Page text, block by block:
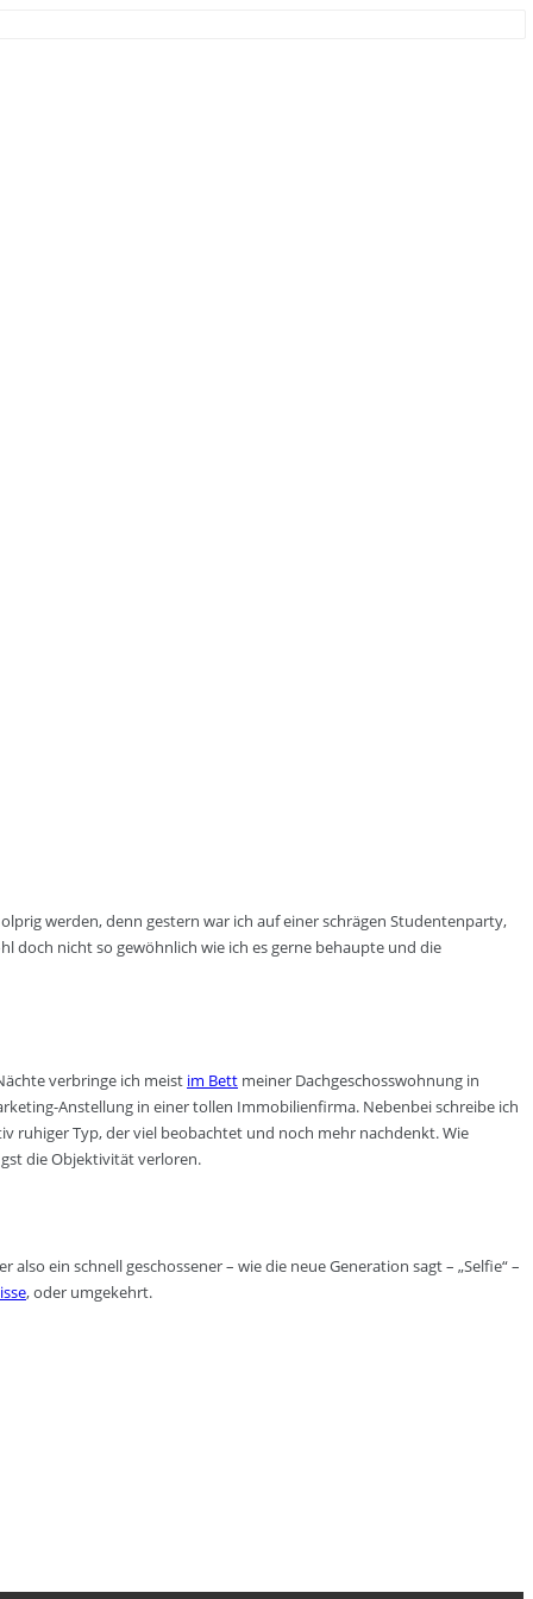
werden, denn gestern war ich auf einer schrägen Studentenparty,
doch nicht so gewöhnlich wie ich es gerne behaupte und die
verbringe ich meist im Bett meiner Dachgeschosswohnung in
Anstellung in einer tollen Immobilienfirma. Nebenbei schreibe ich
ruhiger Typ, der viel beobachtet und noch mehr nachdenkt. Wie
die Objektivität verloren.
ein schnell geschossener – wie die neue Generation sagt – „Selfie“ –
, oder umgekehrt.